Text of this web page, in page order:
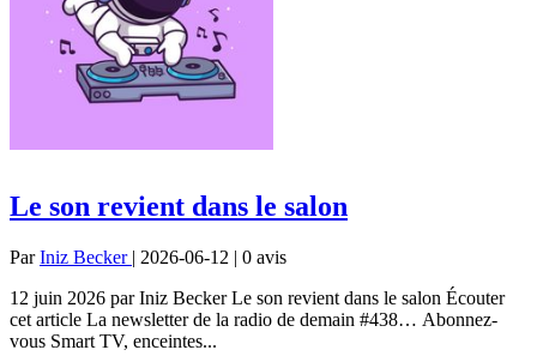
Le son revient dans le salon
ParIniz Becker | 2026-06-12 | 0 avis
12 juin 2026 par Iniz Becker Le son revient dans le salon Écouter
cet article La newsletter de la radio de demain #438… Abonnez-
vous Smart TV, enceintes...